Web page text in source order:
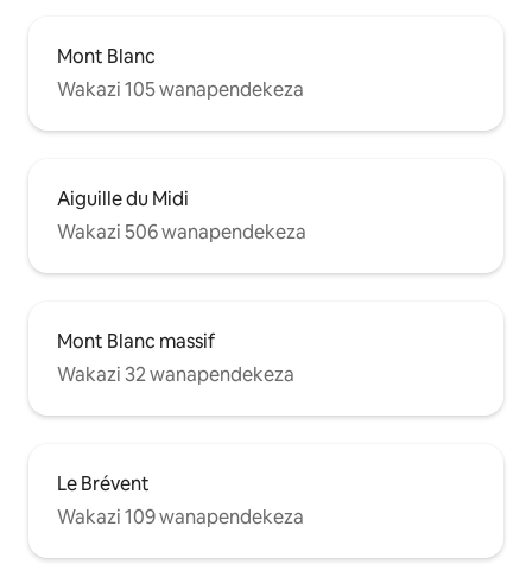
Mont Blanc
Wakazi 105 wanapendekeza
Aiguille du Midi
Wakazi 506 wanapendekeza
Mont Blanc massif
Wakazi 32 wanapendekeza
Le Brévent
Wakazi 109 wanapendekeza